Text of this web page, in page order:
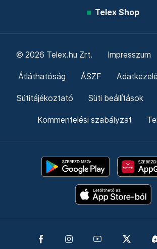
Telex Shop
© 2026 Telex.hu Zrt. Impresszum
Átláthatóság ÁSZF
Sütitájékoztató Süti beállítások
Kommentelési szabályzat